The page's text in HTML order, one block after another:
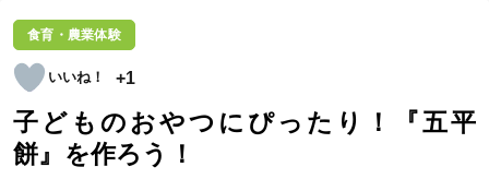
食育・農業体験
+1
子どものおやつにぴったり！『五平
餅』を作ろう！